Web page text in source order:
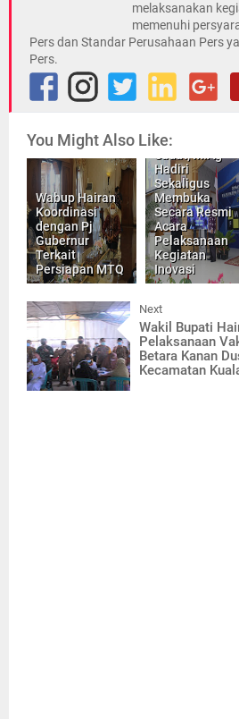
melaksanakan
memenuhi
Pers dan Standar Perusahaan Pers
Pers.
You Might Also Like:
Wabup Hairan
Koordinasi
dengan Pj
Gubernur
Terkait
Persiapan MTQ
Bupati H. Anwar
Hadiri
Sekaligus
Membuka
Secara Resmi
Acara
Pelaksanaan
Kegiatan
Inovasi
Next
Wakil Bupati
Pelaksanaan
Betara Kanan
Kecamatan